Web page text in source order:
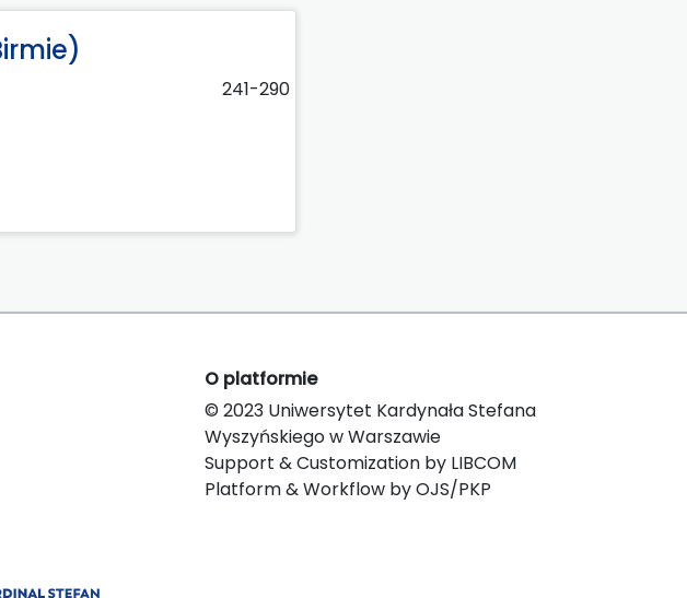
241-290
O platformie
© 2023 Uniwersytet Kardynała Stefana
Wyszyńskiego w Warszawie
Support & Customization by LIBCOM
Platform & Workflow by OJS/PKP